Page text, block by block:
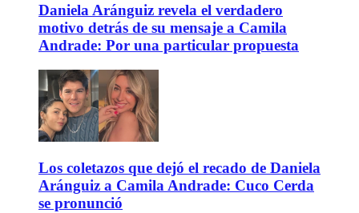
Daniela Aránguiz revela el verdadero
motivo detrás de su mensaje a Camila
Andrade: Por una particular propuesta
Los coletazos que dejó el recado de Daniela
Aránguiz a Camila Andrade: Cuco Cerda
se pronunció